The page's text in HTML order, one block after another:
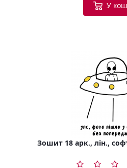
У
Зошит 18 арк., лін.,